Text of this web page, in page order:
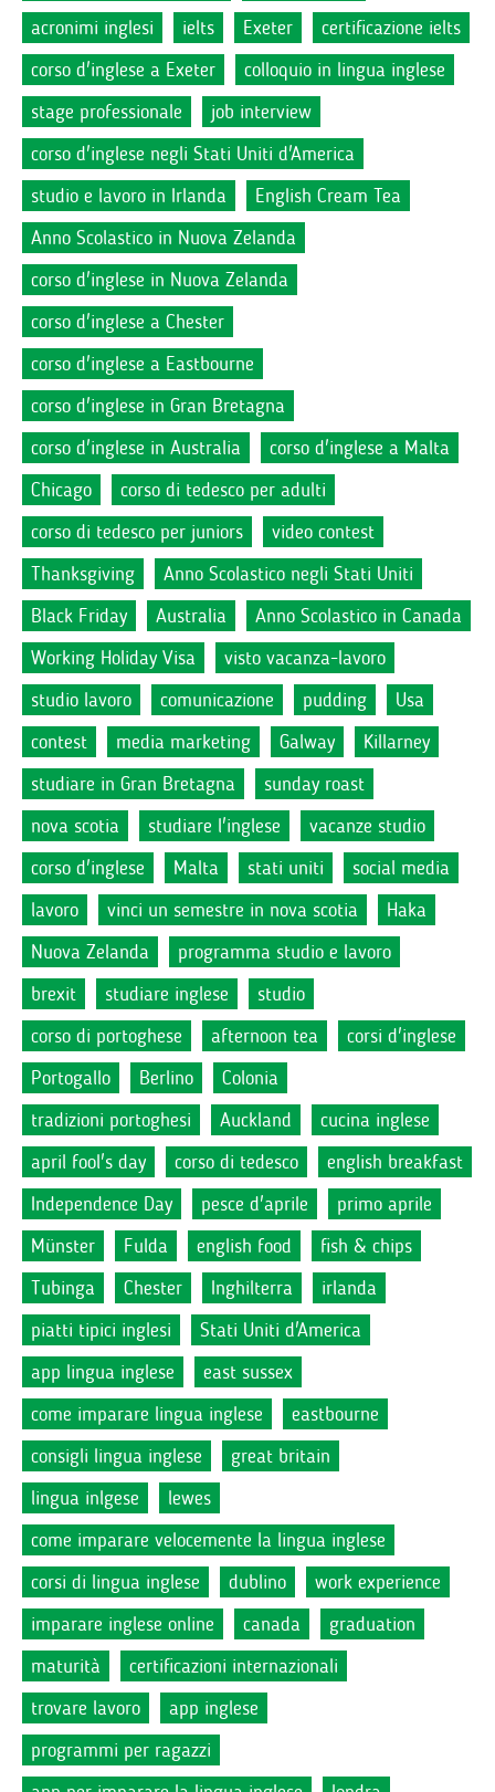
acronimi inglesi
ielts Exeter
certificazione ielts
corso d'inglese a Exeter
colloquio in lingua inglese
stage professionale
job interview
corso d'inglese negli Stati Uniti d'America
studio e lavoro in Irlanda
English Cream Tea
Anno Scolastico in Nuova Zelanda
corso d'inglese in Nuova Zelanda
corso d'inglese a Chester
corso d'inglese a Eastbourne
corso d'inglese in Gran Bretagna
corso d'inglese in Australia
corso d'inglese a Malta
Chicago
corso di tedesco per adulti
corso di tedesco per juniors
video contest
Thanksgiving
Anno Scolastico negli Stati Uniti
Black Friday
Australia
Anno Scolastico in Canada
Working Holiday Visa
visto vacanza-lavoro
studio lavoro
comunicazione pudding
Usa
contest
media marketing Galway
Killarney
studiare in Gran Bretagna
sunday roast
nova scotia
studiare l'inglese
vacanze studio
corso d'inglese
Malta stati uniti
social media
lavoro
vinci un semestre in nova scotia
Haka
Nuova Zelanda
programma studio e lavoro
brexit
studiare inglese
studio
corso di portoghese
afternoon tea
corsi d'inglese
Portogallo
Berlino
Colonia
tradizioni portoghesi
Auckland
cucina inglese
april fool's day
corso di tedesco
english breakfast
Independence Day
pesce d'aprile
primo aprile
Münster
Fulda english food
fish & chips
Tubinga
Chester Inghilterra
irlanda
piatti tipici inglesi
Stati Uniti d'America
app lingua inglese
east sussex
come imparare lingua inglese
eastbourne
consigli lingua inglese
great britain
lingua inlgese
lewes
come imparare velocemente la lingua inglese
corsi di lingua inglese
dublino
work experience
imparare inglese online
canada
graduation
maturità
certificazioni internazionali
trovare lavoro
app inglese
programmi per ragazzi